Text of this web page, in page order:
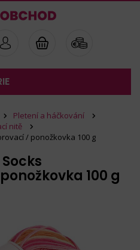
Pletení a háčkování
nitě
/ ponožkovka 100 g
100 g